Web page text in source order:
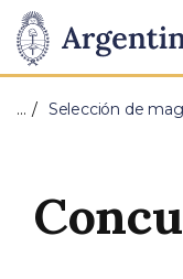
Presidencia
de
Nación
Pasar al
… Selección de